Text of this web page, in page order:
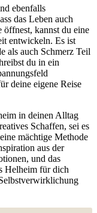
ebenfalls
das Leben auch
öffnest, kannst du eine
entwickeln. Es ist
als auch Schmerz Teil
du in ein
deine eigene Reise
in deinen Alltag​
Schaffen, sei es
mächtige Methode
aus der
und das
Helheim für dich